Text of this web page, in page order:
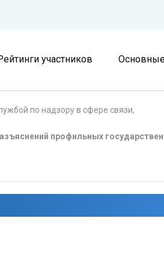
участников
по надзору в сфере связи,
профильных